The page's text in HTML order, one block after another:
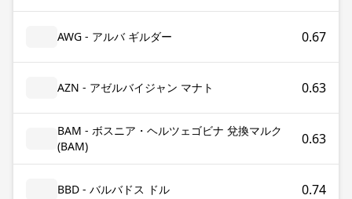
AWG - アルバ ギルダー 0.67
AZN - アゼルバイジャン マナト 0.63
BAM - ボスニア・ヘルツェゴビナ 兌換マルク
(BAM)
0.63
BBD - バルバドス ドル 0.74